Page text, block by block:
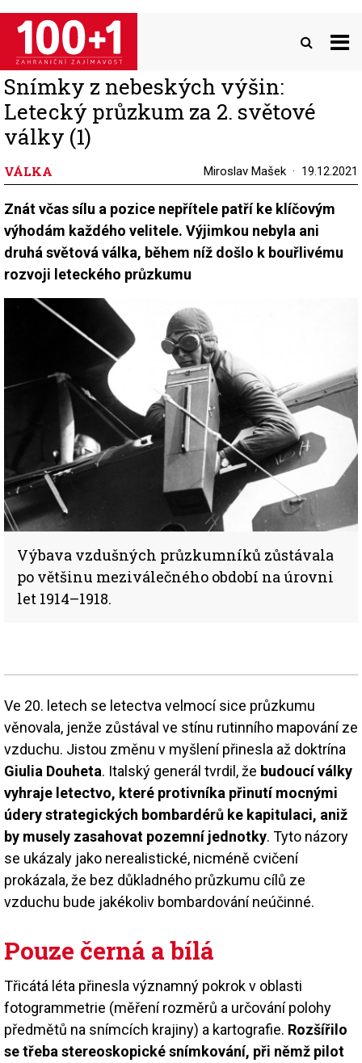
Přejít
hlavnímu
obsahu
Snímky z nebeských výšin:
Letecký průzkum za 2. světové
války (1)
VÁLKA Miroslav Mašek 19.12.2021
Znát včas sílu a pozice nepřítele patří ke klíčovým
výhodám každého velitele. Výjimkou nebyla ani
druhá světová válka, během níž došlo k bouřlivému
rozvoji leteckého průzkumu
Výbava vzdušných průzkumníků zůstávala
po většinu meziválečného období na úrovni
let 1914–1918.
Ve 20. letech se letectva velmocí sice průzkumu
věnovala, jenže zůstával ve stínu rutinního mapování ze
vzduchu. Jistou změnu v myšlení přinesla až doktrína
Giulia Douheta. Italský generál tvrdil, že budoucí války
vyhraje letectvo, které protivníka přinutí mocnými
údery strategických bombardérů ke kapitulaci, aniž
by musely zasahovat pozemní jednotky. Tyto názory
se ukázaly jako nerealistické, nicméně cvičení
prokázala, že bez důkladného průzkumu cílů ze
vzduchu bude jakékoliv bombardování neúčinné.
Pouze černá a bílá
Třicátá léta přinesla významný pokrok v oblasti
fotogrammetrie (měření rozměrů a určování polohy
předmětů na snímcích krajiny) a kartografie. Rozšířilo
se třeba stereoskopické snímkování, při němž pilot